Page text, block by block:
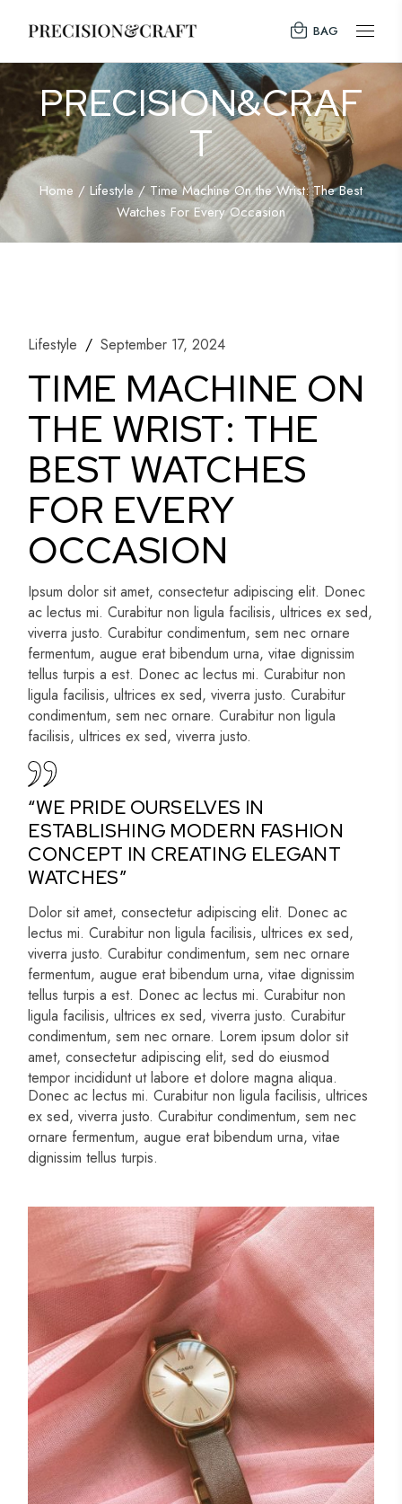
BAG
PRECISION&CRAF
T
Home Lifestyle
Time Machine On the Wrist: The Best
Watches For Every Occasion
Lifestyle September 17, 2024
TIME MACHINE ON
THE WRIST: THE
BEST WATCHES
FOR EVERY
OCCASION
Ipsum dolor sit amet, consectetur adipiscing elit. Donec
ac lectus mi. Curabitur non ligula facilisis, ultrices ex sed,
viverra justo. Curabitur condimentum, sem nec ornare
fermentum, augue erat bibendum urna, vitae dignissim
tellus turpis a est. Donec ac lectus mi. Curabitur non
ligula facilisis, ultrices ex sed, viverra justo. Curabitur
condimentum, sem nec ornare. Curabitur non ligula
facilisis, ultrices ex sed, viverra justo.
“WE PRIDE OURSELVES IN
ESTABLISHING MODERN FASHION
CONCEPT IN CREATING ELEGANT
WATCHES”
Dolor sit amet, consectetur adipiscing elit. Donec ac
lectus mi. Curabitur non ligula facilisis, ultrices ex sed,
viverra justo. Curabitur condimentum, sem nec ornare
fermentum, augue erat bibendum urna, vitae dignissim
tellus turpis a est. Donec ac lectus mi. Curabitur non
ligula facilisis, ultrices ex sed, viverra justo. Curabitur
condimentum, sem nec ornare. Lorem ipsum dolor sit
amet, consectetur adipiscing elit, sed do eiusmod
tempor incididunt ut labore et dolore magna aliqua.
Donec ac lectus mi. Curabitur non ligula facilisis, ultrices
ex sed, viverra justo. Curabitur condimentum, sem nec
ornare fermentum, augue erat bibendum urna, vitae
dignissim tellus turpis.